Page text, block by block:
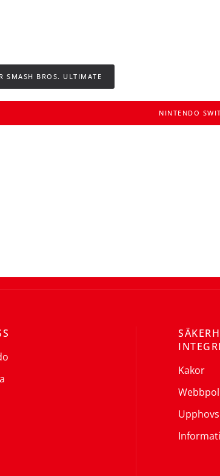
SMASH BROS. ULTIMATE
NINTENDO
Kakor